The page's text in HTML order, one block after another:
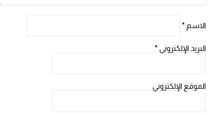
الاسم *
البريد الإلكتروني *
الموقع الإلكتروني